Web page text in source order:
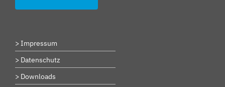
> Impressum
> Datenschutz
> Downloads